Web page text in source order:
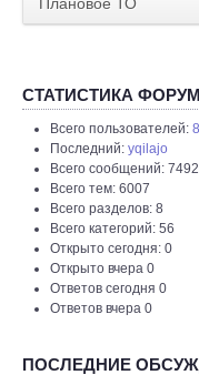
СТАТИСТИКА
Всего пользователей:
Последний: yqilajo
Всего сообщений: 7492
Всего тем: 6007
Всего разделов: 8
Всего категорий: 56
Открыто сегодня: 0
Открыто вчера 0
Ответов сегодня 0
Ответов вчера 0
ПОСЛЕДНИЕ